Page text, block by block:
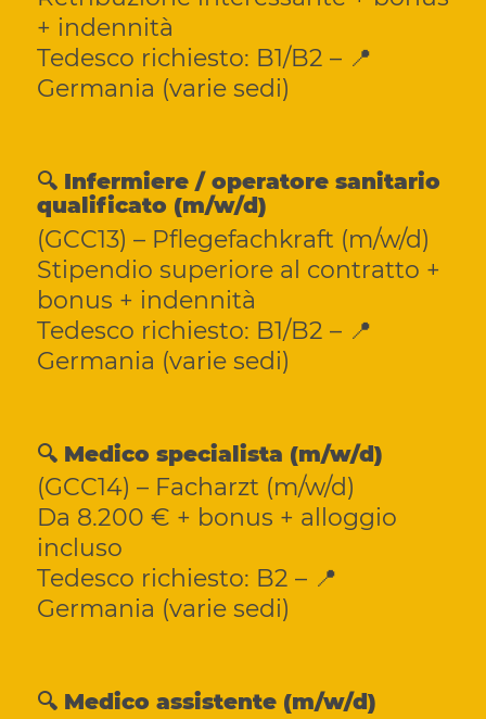
+ indennità
Tedesco richiesto: B1/B2 – 📍
Germania (varie sedi)
🔍 Infermiere / operatore sanitario
qualificato (m/w/d)
(GCC13) – Pflegefachkraft (m/w/d)
Stipendio superiore al contratto +
bonus + indennità
Tedesco richiesto: B1/B2 – 📍
Germania (varie sedi)
🔍 Medico specialista (m/w/d)
(GCC14) – Facharzt (m/w/d)
Da 8.200 € + bonus + alloggio
incluso
Tedesco richiesto: B2 – 📍
Germania (varie sedi)
🔍 Medico assistente (m/w/d)